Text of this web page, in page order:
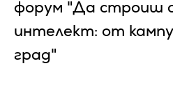
форум "Да строиш
интелект: от
град"